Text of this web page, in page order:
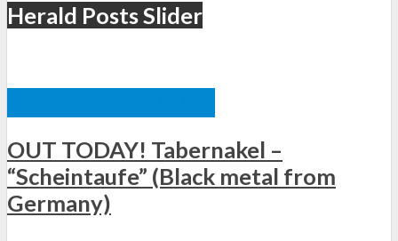
Herald Posts Slider
OUT TODAY! Tabernakel –
“Scheintaufe” (Black metal from
Germany)